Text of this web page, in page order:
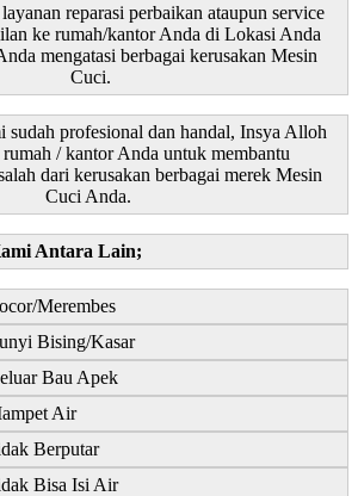
reparasi perbaikan ataupun service
ke rumah/kantor Anda di Lokasi Anda
mengatasi berbagai kerusakan Mesin
Cuci.
sudah profesional dan handal, Insya Alloh
rumah / kantor Anda untuk membantu
dari kerusakan berbagai merek Mesin
Cuci Anda.
Antara Lain;
Merembes
Bising/Kasar
Bau Apek
Air
Berputar
Bisa Isi Air